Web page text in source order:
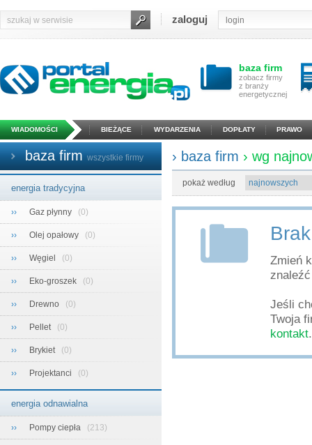
zaloguj
baza firm
zobacz firmy
z branży
energetycznej
WIADOMOŚCI BIEŻĄCE WYDARZENIA DOPŁATY PRAWO
baza firm wszystkie firmy
energia tradycyjna
›› Gaz płynny (0)
›› Olej opałowy (0)
›› Węgiel (0)
›› Eko-groszek (0)
›› Drewno (0)
›› Pellet (0)
›› Brykiet (0)
›› Projektanci (0)
energia odnawialna
›› Pompy ciepła (213)
› baza firm › wg
pokaż według
Zmień
Jeśli
Twoja
kontakt.